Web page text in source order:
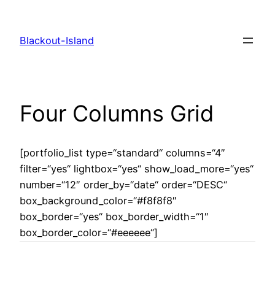
springen
Blackout-Island
Four Columns Grid
[portfolio_list type=“standard“ columns=“4″
filter=“yes“ lightbox=“yes“ show_load_more=“yes“
number=“12″ order_by=“date“ order=“DESC“
box_background_color=“#f8f8f8″
box_border=“yes“ box_border_width=“1″
box_border_color=“#eeeeee“]